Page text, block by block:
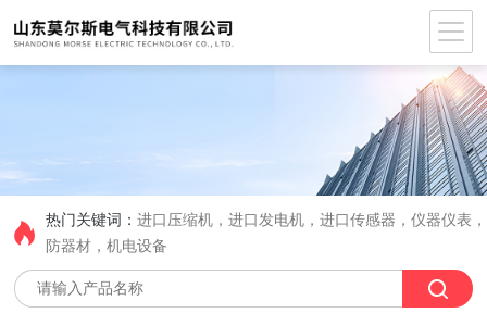
热门关键词：进口压缩机，进口发电机，进口传感器，仪器仪表
防器材，机电设备